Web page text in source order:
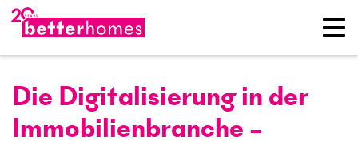
Die Digitalisierung in der
Immobilien­branche –